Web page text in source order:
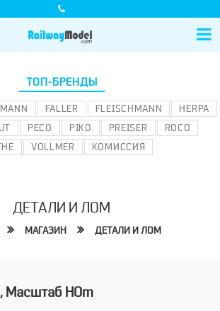
ТОП-БРЕНДЫ
FALLER FLEISCHMANN
HERPA
PECO PIKO PREISER
ROCO
VOLLMER КОМИССИЯ
ДЕТАЛИ И ЛОМ
МАГАЗИН ДЕТАЛИ И ЛОМ
HOm